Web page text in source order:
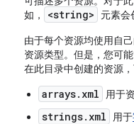
如，
<string> 元素会
由于每个资源均使用自
资源类型。但是，您可
在此目录中创建的资源
arrays.xml 用于
strings.xml 用于